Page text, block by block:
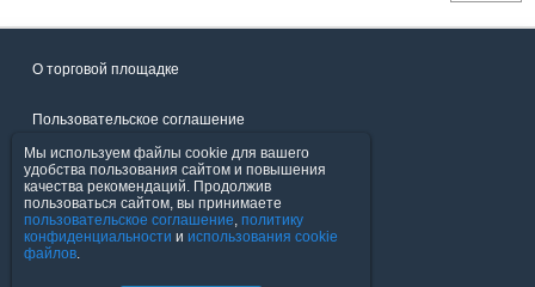
О торговой площадке
Пользовательское соглашение
Политика конфиденциальности
Продавцы
Мы используем файлы cookie для вашего
удобства пользования сайтом и повышения
качества рекомендаций. Продолжив
пользоваться сайтом, вы принимаете
пользовательское соглашение, политику
конфиденциальности и использования cookie
файлов.